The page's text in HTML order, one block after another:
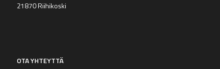
21870 Riihikoski
OTA YHTEYTTÄ